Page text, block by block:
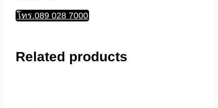
โทร.089 028 7000
Related products